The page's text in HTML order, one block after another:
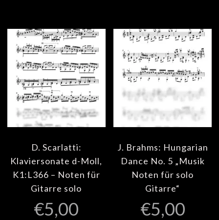
D. Scarlatti:
Klaviersonate d-Moll,
K1:L366 – Noten für
Gitarre solo
€5,00
J. Brahms: Hungarian
Dance No. 5 „Musik
Noten für solo
Gitarre“
€5,00